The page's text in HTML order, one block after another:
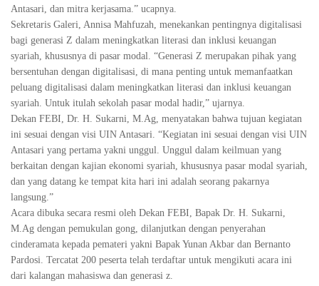
Antasari, dan mitra kerjasama.” ucapnya.
Sekretaris Galeri, Annisa Mahfuzah, menekankan pentingnya digitalisasi
bagi generasi Z dalam meningkatkan literasi dan inklusi keuangan
syariah, khususnya di pasar modal. “Generasi Z merupakan pihak yang
bersentuhan dengan digitalisasi, di mana penting untuk memanfaatkan
peluang digitalisasi dalam meningkatkan literasi dan inklusi keuangan
syariah. Untuk itulah sekolah pasar modal hadir,” ujarnya.
Dekan FEBI, Dr. H. Sukarni, M.Ag, menyatakan bahwa tujuan kegiatan
ini sesuai dengan visi UIN Antasari. “Kegiatan ini sesuai dengan visi UIN
Antasari yang pertama yakni unggul. Unggul dalam keilmuan yang
berkaitan dengan kajian ekonomi syariah, khususnya pasar modal syariah,
dan yang datang ke tempat kita hari ini adalah seorang pakarnya
langsung.”
Acara dibuka secara resmi oleh Dekan FEBI, Bapak Dr. H. Sukarni,
M.Ag dengan pemukulan gong, dilanjutkan dengan penyerahan
cinderamata kepada pemateri yakni Bapak Yunan Akbar dan Bernanto
Pardosi. Tercatat 200 peserta telah terdaftar untuk mengikuti acara ini
dari kalangan mahasiswa dan generasi z.